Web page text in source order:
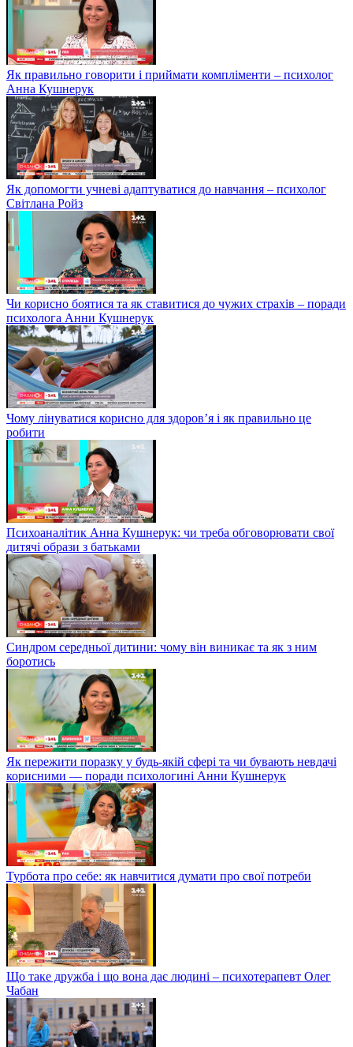
Як правильно говорити і приймати компліменти – психолог
Анна Кушнерук
Як допомогти учневі адаптуватися до навчання – психолог
Світлана Ройз
Чи корисно боятися та як ставитися до чужих страхів – поради
психолога Анни Кушнерук
Чому лінуватися корисно для здоров’я і як правильно це
робити
Психоаналітик Анна Кушнерук: чи треба обговорювати свої
дитячі образи з батьками
Синдром середньої дитини: чому він виникає та як з ним
боротись
Як пережити поразку у будь-якій сфері та чи бувають невдачі
корисними — поради психологині Анни Кушнерук
Турбота про себе: як навчитися думати про свої потреби
Що таке дружба і що вона дає людині – психотерапевт Олег
Чабан